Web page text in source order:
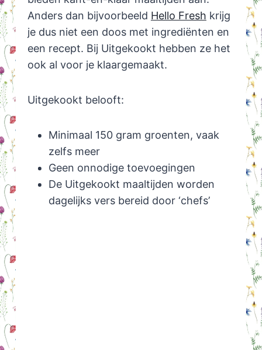
Anders dan bijvoorbeeld Hello Fresh krijg
je dus niet een doos met ingrediënten en
een recept. Bij Uitgekookt hebben ze het
ook al voor je klaargemaakt.
Uitgekookt belooft:
Minimaal 150 gram groenten, vaak
zelfs meer
Geen onnodige toevoegingen
De Uitgekookt maaltijden worden
dagelijks vers bereid door ‘chefs’